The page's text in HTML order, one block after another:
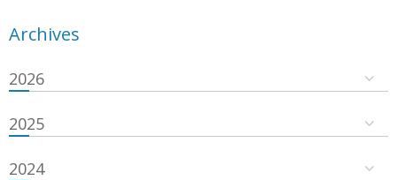
Archives
2026
2025
2024